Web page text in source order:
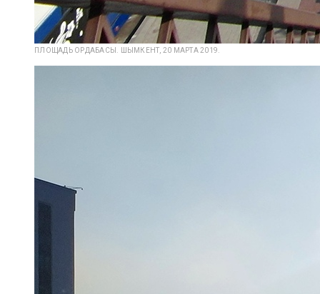
ПЛОЩАДЬ ОРДАБАСЫ. ШЫМКЕНТ, 20 МАРТА 2019.